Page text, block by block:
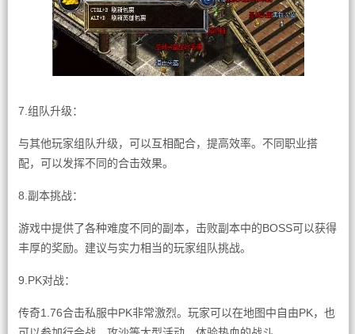
7.组队升级：
与其他玩家组队升级，可以互相配合，提高效率。不同职业搭
配，可以发挥不同的合击效果。
8.副本挑战：
游戏中提供了各种难度不同的副本，击败副本中的BOSS可以获得
丰厚的奖励。建议与实力相当的玩家组队挑战。
9.PK对战：
传奇1.76合击私服中PK非常激烈。玩家可以在地图中自由PK，也